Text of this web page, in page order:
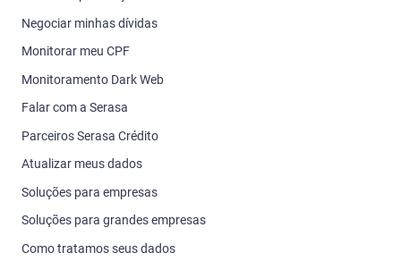
Negociar minhas dívidas
Monitorar meu CPF
Monitoramento Dark Web
Falar com a Serasa
Parceiros Serasa Crédito
Atualizar meus dados
Soluções para empresas
Soluções para grandes empresas
Como tratamos seus dados